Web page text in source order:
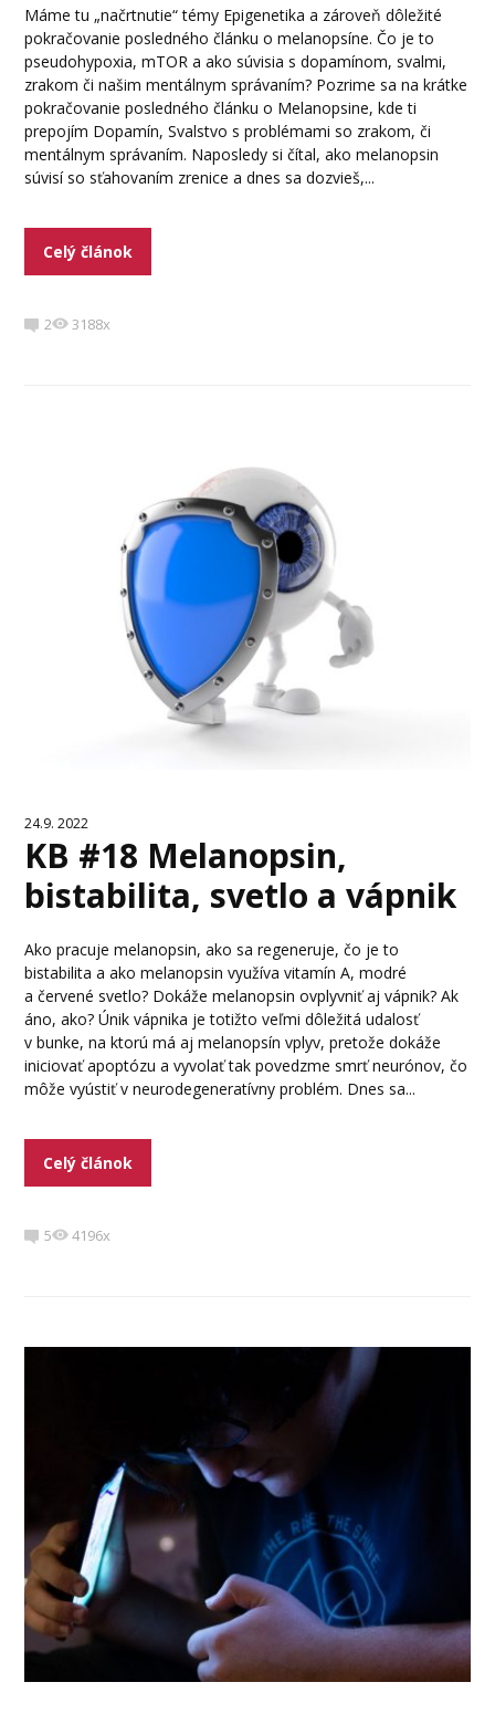
Máme tu „načrtnutie“ témy Epigenetika a zároveň dôležité
pokračovanie posledného článku o melanopsíne. Čo je to
pseudohypoxia, mTOR a ako súvisia s dopamínom, svalmi,
zrakom či našim mentálnym správaním? Pozrime sa na krátke
pokračovanie posledného článku o Melanopsine, kde ti
prepojím Dopamín, Svalstvo s problémami so zrakom, či
mentálnym správaním. Naposledy si čítal, ako melanopsin
súvisí so sťahovaním zrenice a dnes sa dozvieš,...
Celý článok
2 3188x
24.9. 2022
KB #18 Melanopsin,
bistabilita, svetlo a vápnik
Ako pracuje melanopsin, ako sa regeneruje, čo je to
bistabilita a ako melanopsin využíva vitamín A, modré
a červené svetlo? Dokáže melanopsin ovplyvniť aj vápnik? Ak
áno, ako? Únik vápnika je totižto veľmi dôležitá udalosť
v bunke, na ktorú má aj melanopsín vplyv, pretože dokáže
iniciovať apoptózu a vyvolať tak povedzme smrť neurónov, čo
môže vyústiť v neurodegeneratívny problém. Dnes sa...
Celý článok
5 4196x